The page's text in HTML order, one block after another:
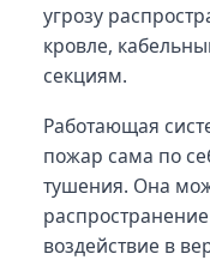
угрозу
кровле,
секциям.
Работающая
пожар сама по
тушения. Она
воздействие в